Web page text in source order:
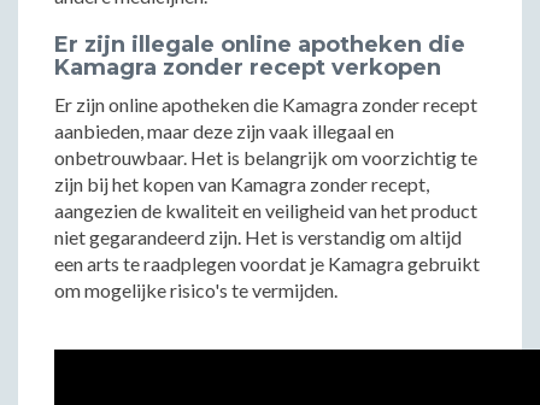
Er zijn illegale online apotheken die
Kamagra zonder recept verkopen
Er zijn online apotheken die Kamagra zonder recept
aanbieden, maar deze zijn vaak illegaal en
onbetrouwbaar. Het is belangrijk om voorzichtig te
zijn bij het kopen van Kamagra zonder recept,
aangezien de kwaliteit en veiligheid van het product
niet gegarandeerd zijn. Het is verstandig om altijd
een arts te raadplegen voordat je Kamagra gebruikt
om mogelijke risico's te vermijden.